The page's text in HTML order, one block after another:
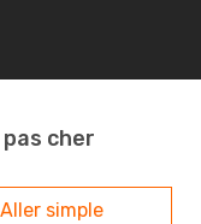
cher
Aller simple